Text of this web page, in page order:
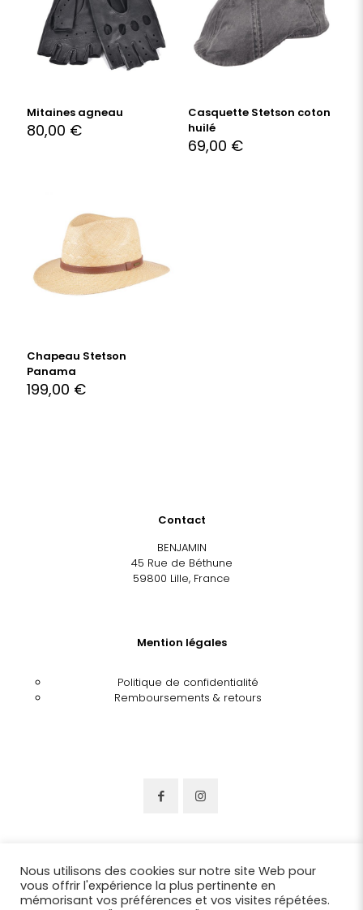
Mitaines agneau
80,00 €
Casquette Stetson coton
huilé
69,00 €
Chapeau Stetson
Panama
199,00 €
Contact
BENJAMIN
45 Rue de Béthune
59800 Lille, France
Mention légales
Politique de confidentialité
Remboursements & retours
Nous utilisons des cookies sur notre site Web pour
vous offrir l'expérience la plus pertinente en
mémorisant vos préférences et vos visites répétées.